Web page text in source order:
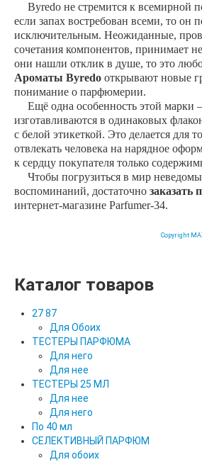
Byredo не стремится к всемирной
если запах востребован всеми, то он
исключительным. Неожиданные,
сочетания компонентов, принимает
они нашли отклик в душе, то это
Ароматы Byredo открывают новые
понимание о парфюмерии.
Ещё одна особенность этой марки
изготавливаются в одинаковых
с белой этикеткой. Это делается для
отвлекать человека на нарядное
к сердцу покупателя только
Чтобы погрузиться в мир
воспоминаний, достаточно заказать
интернет-магазине Parfumer-34.
Copyright
Каталог товаров
27 87
Для Обоих
ТЕСТЕРЫ ПАРФЮМА
Для него
Для нее
ТЕСТЕРЫ 25 МЛ
Для нее
Для него
По 40 мл
СЕЛЕКТИВНЫЙ ПАРФЮМ
Для обоих